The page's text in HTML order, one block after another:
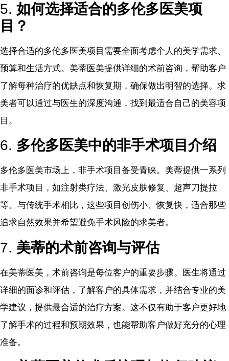
5. 如何选择适合的多伦多医美项
目？
选择合适的多伦多医美项目需要全面考虑个人的美学需求、
预算和生活方式。美蒂医美提供详细的术前咨询，帮助客户
了解每种治疗的优缺点和恢复期，确保做出明智的选择。求
美者可以通过与医生的深度沟通，找到最适合自己的美容项
目。
6. 多伦多医美中的非手术项目介绍
多伦多医美市场上，非手术项目备受青睐。美蒂提供一系列
非手术项目，如注射类疗法、激光皮肤修复、超声刀提拉
等。与传统手术相比，这些项目创伤小、恢复快，适合那些
追求自然效果并希望避免手术风险的求美者。
7. 美蒂的术前咨询与评估
在美蒂医美，术前咨询是每位客户的重要步骤。医生将通过
详细的面诊和评估，了解客户的具体需求，并结合专业的美
学建议，提供最合适的治疗方案。这不仅有助于客户更好地
了解手术的过程和预期效果，也能帮助客户做好充分的心理
准备。